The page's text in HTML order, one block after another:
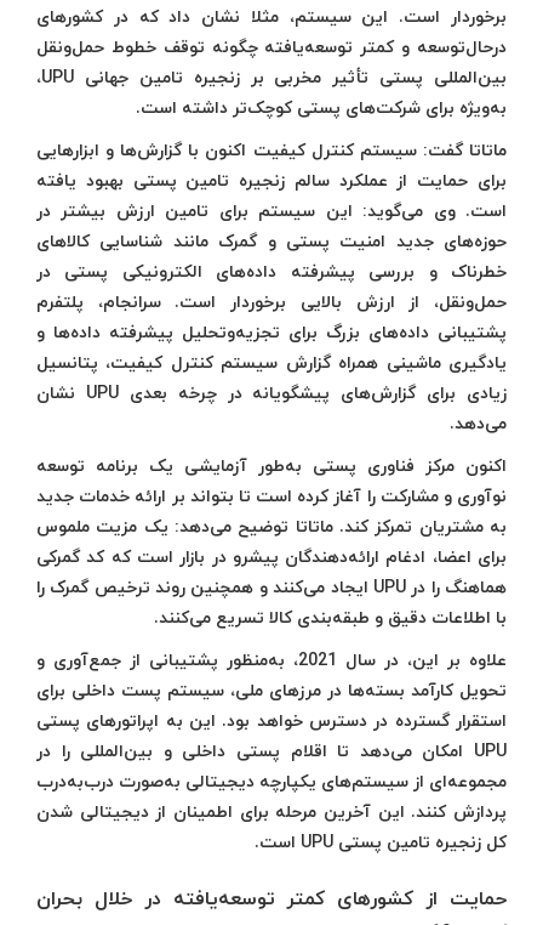
برخوردار است. این سیستم، مثلا نشان داد که در کشورهای
درحال‌توسعه و کمتر توسعه‌یافته چگونه توقف خطوط حمل‌و‌نقل
بین‌المللی پستی تأثیر مخربی بر زنجیره تامین جهانی UPU،
به‌ویژه برای شرکت‌های پستی کوچک‌تر داشته است.
ماتاتا گفت: سیستم کنترل کیفیت اکنون با گزارش‌ها و ابزارهایی
برای حمایت از عملکرد سالم زنجیره تامین پستی بهبود یافته
است. وی می‌گوید: این سیستم برای تامین ارزش بیشتر در
حوزه‌های جدید امنیت پستی و گمرک مانند شناسایی کالاهای
خطرناک و بررسی پیشرفته داده‌های الکترونیکی پستی در
حمل‌و‌نقل، از ارزش بالایی برخوردار است. سرانجام، پلتفرم
پشتیبانی داده‌های بزرگ برای تجزیه‌وتحلیل پیشرفته داده‌ها و
یادگیری ماشینی همراه گزارش سیستم کنترل کیفیت، پتانسیل
زیادی برای گزارش‌های پیشگویانه در چرخه بعدی UPU نشان
می‌دهد.
اکنون مرکز فناوری پستی به‌طور آزمایشی یک برنامه توسعه
نوآوری و مشارکت را آغاز کرده است تا بتواند بر ارائه خدمات جدید
به مشتریان تمرکز کند. ماتاتا توضیح می‌دهد: یک مزیت ملموس
برای اعضا، ادغام ارائه‌دهندگان پیشرو در بازار است که کد گمرکی
هماهنگ را در UPU ایجاد می‌کنند و همچنین روند ترخیص گمرک را
با اطلاعات دقیق و طبقه‌بندی کالا تسریع می‌کنند.
علاوه بر این، در سال 2021، به‎‌منظور پشتیبانی از جمع‌آوری و
تحویل کارآمد بسته‌ها در مرزهای ملی، سیستم پست داخلی برای
استقرار گسترده در دسترس خواهد بود. این به اپراتورهای پستی
UPU امکان می‌دهد تا اقلام پستی داخلی و بین‌المللی را در
مجموعه‌ای از سیستم‌های یکپارچه دیجیتالی به‌صورت درب‌به‌درب
پردازش کنند. این آخرین مرحله برای اطمینان از دیجیتالی شدن
کل زنجیره تامین پستی UPU است.
حمایت از کشورهای کمتر توسعه‌یافته در خلال بحران